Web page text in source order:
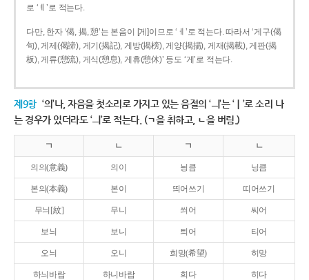
로 ‘ㅖ’로 적는다.
다만, 한자 ‘偈, 揭, 憩’는 본음이 [게]이므로 ‘ㅔ’로 적는다. 따라서 ‘게구(偈
句), 게제(偈諦), 게기(揭記), 게방(揭榜), 게양(揭揚), 게재(揭載), 게판(揭
板), 게류(憩流), 게식(憩息), 게휴(憩休)’ 등도 ‘게’로 적는다.
제9항 ‘의’나, 자음을 첫소리로 가지고 있는 음절의 ‘ㅢ’는 ‘ㅣ’로 소리 나
는 경우가 있더라도 ‘ㅢ’로 적는다. (ㄱ을 취하고, ㄴ을 버림.)
ㄱ ㄴ ㄱ ㄴ
의의(意義) 의이 닁큼 닝큼
본의(本義) 본이 띄어쓰기 띠어쓰기
무늬[紋] 무니 씌어 씨어
보늬 보니 틔어 티어
오늬 오니 희망(希望) 히망
하늬바람 하니바람 희다 히다